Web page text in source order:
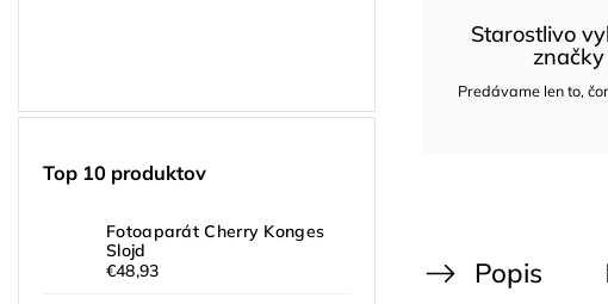
Top 10 produktov
Fotoaparát Cherry Konges
Slojd
€48,93
Starostlivo
značky
Predávame len to,
Popis